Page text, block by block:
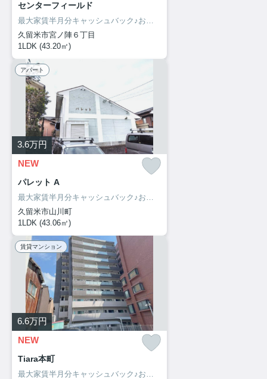
センターフィールド
最大家賃半月分キャッシュバック♪お部屋探しは、お部屋リード！
久留米市宮ノ陣６丁目
1LDK (43.20㎡)
アパート
3.6万円
NEW
パレット A
最大家賃半月分キャッシュバック♪お部屋探しは、お部屋リード！
久留米市山川町
1LDK (43.06㎡)
賃貸マンション
6.6万円
NEW
Tiara本町
最大家賃半月分キャッシュバック♪お部屋探しは、お部屋リード！